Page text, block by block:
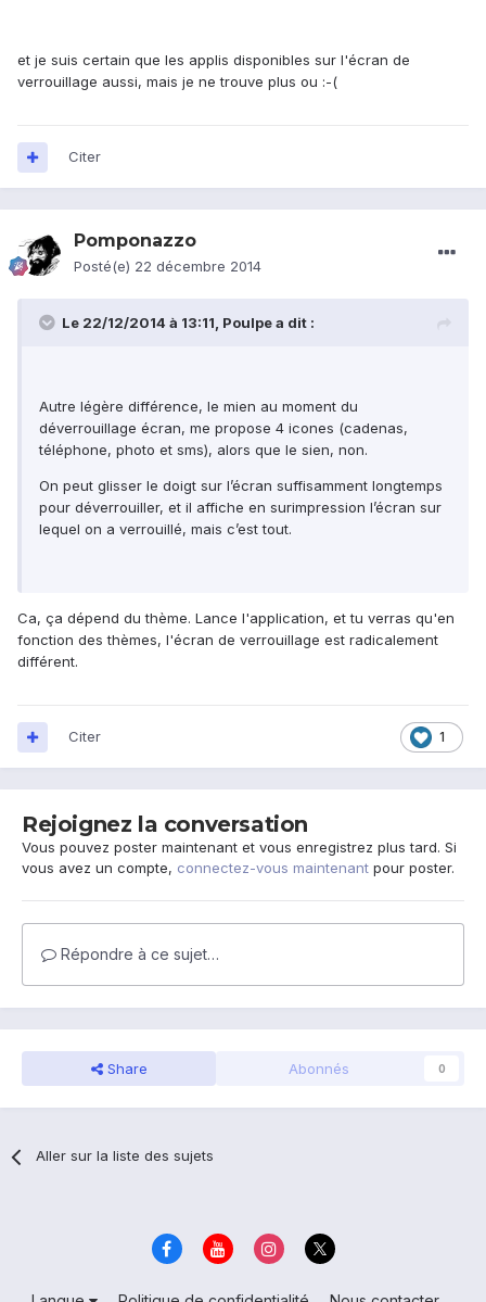
et je suis certain que les applis disponibles sur l'écran de
verrouillage aussi, mais je ne trouve plus ou :-(
Citer
Pomponazzo
Posté(e) 22 décembre 2014
Le 22/12/2014 à 13:11, Poulpe a dit :
Autre légère différence, le mien au moment du
déverrouillage écran, me propose 4 icones (cadenas,
téléphone, photo et sms), alors que le sien, non.
On peut glisser le doigt sur l’écran suffisamment longtemps
pour déverrouiller, et il affiche en surimpression l’écran sur
lequel on a verrouillé, mais c’est tout.
Ca, ça dépend du thème. Lance l'application, et tu verras qu'en
fonction des thèmes, l'écran de verrouillage est radicalement
différent.
1
Citer
Rejoignez la conversation
Vous pouvez poster maintenant et vous enregistrez plus tard. Si
vous avez un compte, connectez-vous maintenant pour poster.
Répondre à ce sujet…
Share Abonnés 0
Aller sur la liste des sujets